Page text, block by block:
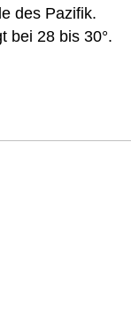
des Pazifik.
bei 28 bis 30°.